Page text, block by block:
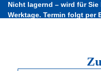
Nicht lagernd – wird für
Werktage. Termin folgt per
Produktgalerie